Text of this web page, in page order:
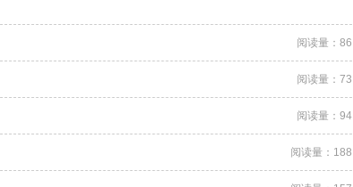
阅读量：86
阅读量：73
阅读量：94
阅读量：188